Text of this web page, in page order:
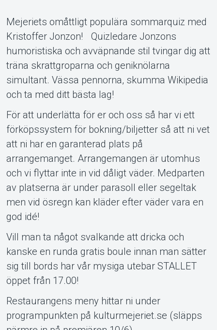
Support
Mejeriets omåttligt populära sommarquiz med
Kristoffer Jonzon! Quizledare Jonzons
humoristiska och avväpnande stil tvingar dig att
träna skrattgroparna och geniknölarna
simultant. Vässa pennorna, skumma Wikipedia
och ta med ditt bästa lag!
För att underlätta för er och oss så har vi ett
förköpssystem för bokning/biljetter så att ni vet
att ni har en garanterad plats på
arrangemanget. Arrangemangen är utomhus
och vi flyttar inte in vid dåligt väder. Medparten
av platserna är under parasoll eller segeltak
men vid ösregn kan kläder efter väder vara en
god idé!
Vill man ta något svalkande att dricka och
kanske en runda gratis boule innan man sätter
sig till bords har vår mysiga utebar STALLET
öppet från 17.00!
Restaurangens meny hittar ni under
programpunkten på kulturmejeriet.se (släpps